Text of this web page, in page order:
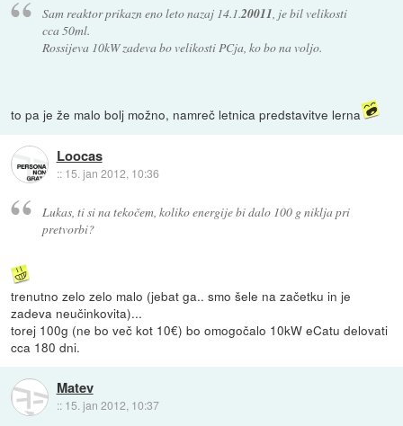
Sam reaktor prikazn eno leto nazaj 14.1.20011, je bil velikosti
cca 50ml.
Rossijeva 10kW zadeva bo velikosti PCja, ko bo na voljo.
to pa je že malo bolj možno, namreč letnica predstavitve lerna
Loocas
:: 15. jan 2012, 10:36
Lukas, ti si na tekočem, koliko energije bi dalo 100 g niklja pri
pretvorbi?
trenutno zelo zelo malo (jebat ga.. smo šele na začetku in je
zadeva neučinkovita)...
torej 100g (ne bo več kot 10€) bo omogočalo 10kW eCatu delovati
cca 180 dni.
Matev
:: 15. jan 2012, 10:37